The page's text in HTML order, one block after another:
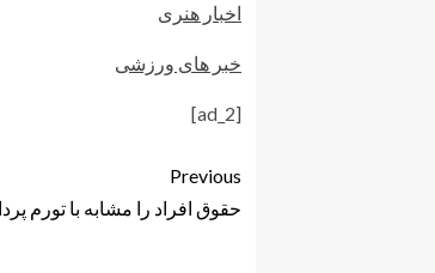
اخبار هنری
خبر های ورزشی
[ad_2]
Previous
حقوق افراد را مشابه با تورم